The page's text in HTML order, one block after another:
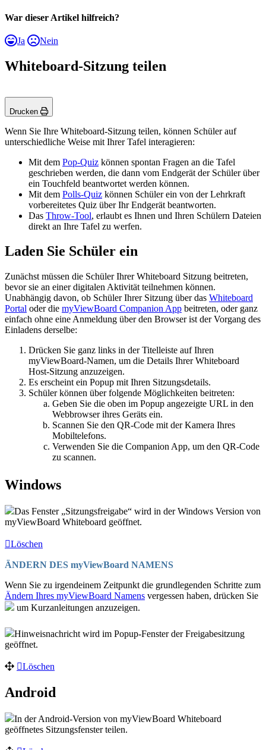
War dieser Artikel hilfreich?
Ja Nein
Whiteboard-Sitzung teilen
Drucken
Wenn Sie Ihre Whiteboard-Sitzung teilen, können Schüler auf
unterschiedliche Weise mit Ihrer Tafel interagieren:
Mit dem Pop-Quiz können spontan Fragen an die Tafel
geschrieben werden, die dann vom Endgerät der Schüler über
ein Touchfeld beantwortet werden können.
Mit dem Polls-Quiz können Schüler ein von der Lehrkraft
vorbereitetes Quiz über Ihr Endgerät beantworten.
Das Throw-Tool, erlaubt es Ihnen und Ihren Schülern Dateien
direkt an Ihre Tafel zu werfen.
Laden Sie Schüler ein
Zunächst müssen die Schüler Ihrer Whiteboard Sitzung beitreten,
bevor sie an einer digitalen Aktivität teilnehmen können.
Unabhängig davon, ob Schüler Ihrer Sitzung über das Whiteboard
Portal oder die myViewBoard Companion App beitreten, oder ganz
einfach ohne eine Anmeldung über den Browser ist der Vorgang des
Einladens derselbe:
Drücken Sie ganz links in der Titelleiste auf Ihren
myViewBoard-Namen, um die Details Ihrer Whiteboard
Host-Sitzung anzuzeigen.
Es erscheint ein Popup mit Ihren Sitzungsdetails.
Schüler können über folgende Möglichkeiten beitreten:
Geben Sie die oben im Popup angezeigte URL in den
Webbrowser ihres Geräts ein.
Scannen Sie den QR-Code mit der Kamera Ihres
Mobiltelefons.
Verwenden Sie die Companion App, um den QR-Code
zu scannen.
Windows
Das Fenster „Sitzungsfreigabe“ wird in der Windows Version von
myViewBoard Whiteboard geöffnet.
Löschen
ÄNDERN DES myViewBoard NAMENS
Wenn Sie zu irgendeinem Zeitpunkt die grundlegenden Schritte zum
Ändern Ihres myViewBoard Namens vergessen haben, drücken Sie
um Kurzanleitungen anzuzeigen.
Hinweisnachricht wird im Popup-Fenster der Freigabesitzung
geöffnet.
Löschen
Android
In der Android-Version von myViewBoard Whiteboard
geöffnetes Sitzungsfenster teilen.